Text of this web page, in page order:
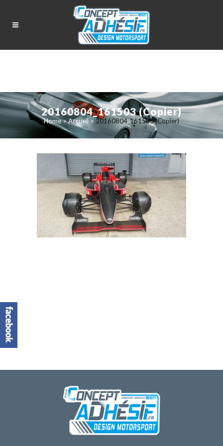
20160804_161503 (Copier)
Home>Accueil> 20160804_161503 (Copier)